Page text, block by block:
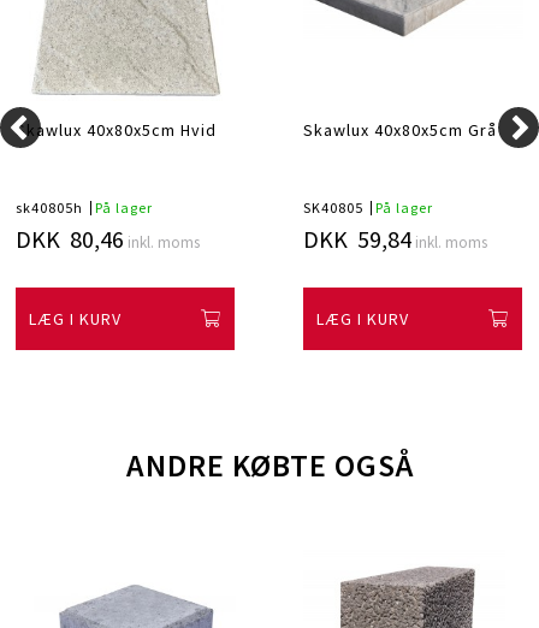
Skawlux 40x80x5cm Hvid
sk40805h På lager
DKK 80,46 inkl. moms
LÆG I KURV
Skawlux 40x80x5cm Grå
SK40805 På lager
DKK 59,84 inkl. moms
LÆG I KURV
ANDRE KØBTE OGSÅ